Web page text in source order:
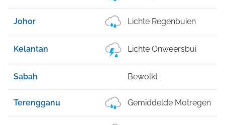
Johor Lichte Regenbuien
Kelantan Lichte Onweersbui
Sabah Bewolkt
Terengganu Gemiddelde Motregen